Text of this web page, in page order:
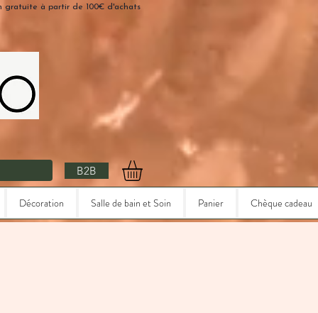
gratuite à partir de 100€ d'achats
B2B
Décoration Salle de bain et Soin Panier Chèque cadeau